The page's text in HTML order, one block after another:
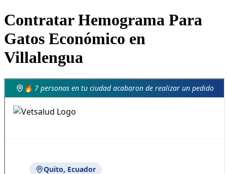
Contratar Hemograma Para
Gatos Económico en
Villalengua